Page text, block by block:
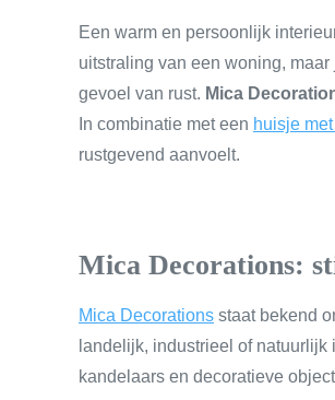
Een warm en persoonlijk
uitstraling van een woning,
gevoel van rust. Mica
In combinatie met een huisje
rustgevend aanvoelt.
Mica Decorations:
Mica Decorations staat bekend
landelijk, industrieel of
kandelaars en decoratieve